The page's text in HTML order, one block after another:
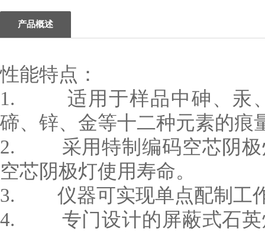
产品概述
性能特点：
1. 适用于样品中砷、汞、
碲、锌、金等十二种元素的痕
2. 采用特制编码空芯阴极
空芯阴极灯使用寿命。
3. 仪器可实现单点配制工作
4. 专门设计的屏蔽式石英